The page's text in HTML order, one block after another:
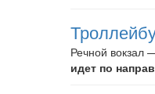
Речной вокзал
идет по